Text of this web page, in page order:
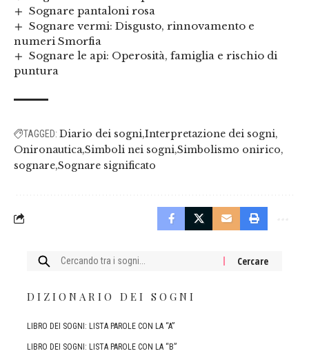
Sognare pantaloni rosa
Sognare vermi: Disgusto, rinnovamento e
numeri Smorfia
Sognare le api: Operosità, famiglia e rischio di
puntura
TAGGED: Diario dei sogni Interpretazione dei sogni
Onironautica Simboli nei sogni Simbolismo onirico
sognare Sognare significato
Cercare:
DIZIONARIO DEI SOGNI
LIBRO DEI SOGNI: LISTA PAROLE CON LA “A”
LIBRO DEI SOGNI: LISTA PAROLE CON LA “B”